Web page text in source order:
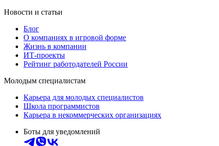
Новости и статьи
Блог
О компаниях в игровой форме
Жизнь в компании
ИТ-проекты
Рейтинг работодателей России
Молодым специалистам
Карьера для молодых специалистов
Школа программистов
Карьера в некоммерческих организациях
Боты для уведомлений